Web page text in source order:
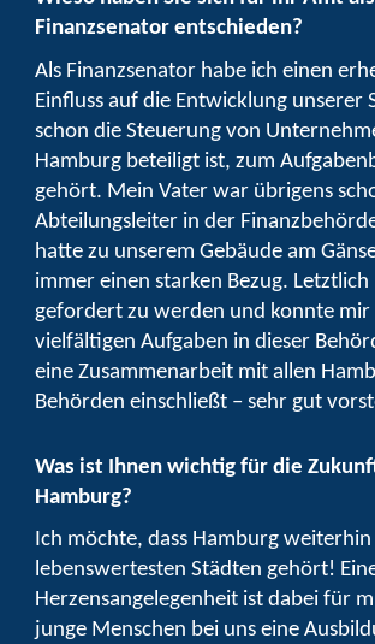
Finanzsenator entschieden?
Als Finanzsenator habe ich einen
Einfluss auf die Entwicklung unserer
schon die Steuerung von
Hamburg beteiligt ist, zum
gehört. Mein Vater war übrigens
Abteilungsleiter in der
hatte zu unserem Gebäude am
immer einen starken Bezug. Letztlich
gefordert zu werden und konnte mir
vielfältigen Aufgaben in dieser
eine Zusammenarbeit mit allen
Behörden einschließt – sehr gut
Was ist Ihnen wichtig für die
Hamburg?
Ich möchte, dass Hamburg weiterhin
lebenswertesten Städten gehört!
Herzensangelegenheit ist dabei für
junge Menschen bei uns eine